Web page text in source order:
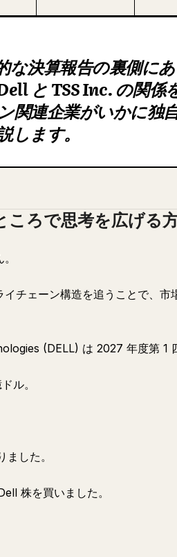
な決算報告の裏側に
と TSS Inc. の関係
関連企業がいかに独
します。
ころで思考を広げる
チェーン構造を追うことで、市
(DELL) は 2027 年度第 1
ル。
した。
株を買いました。